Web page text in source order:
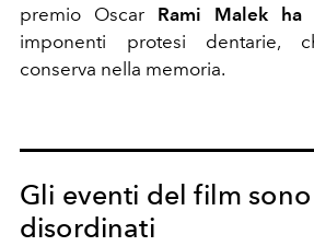
premio Oscar Rami Malek ha
imponenti protesi dentarie,
conserva nella memoria.
Gli eventi del film
disordinati